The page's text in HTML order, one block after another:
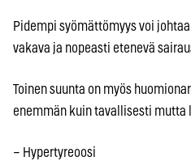
Pidempi syömättömyys voi
vakava ja nopeasti etenevä
Toinen suunta on myös
enemmän kuin tavallisesti mutta
– Hypertyreoosi